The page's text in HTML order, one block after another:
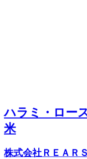
ハラミ・ロー
米
株式会社ＲＥＡＲＳ